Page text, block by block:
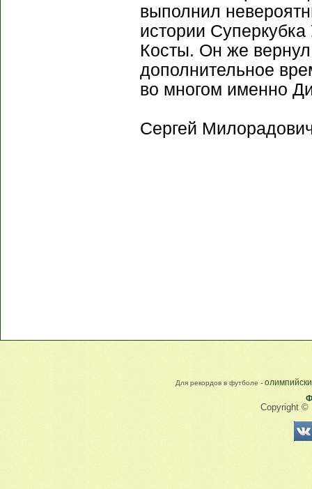
выполнил
истории
Косты. Он же
дополнительное
во многом именно
Сергей
Для рекордов в футболе -
Copyright ©